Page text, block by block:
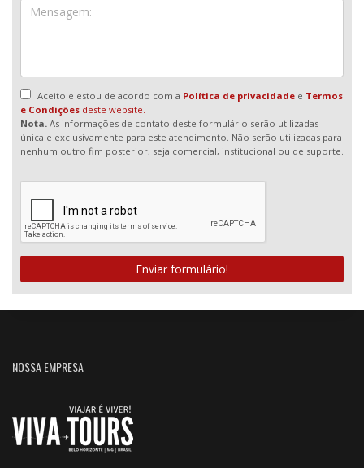
Aceito e estou de acordo com a Política de privacidadee Termos
e Condições deste website.
Nota. As informações de contato deste formulário serão utilizadas
única e exclusivamente para este atendimento. Não serão utilizadas para
nenhum outro fim posterior, seja comercial, institucional ou de suporte.
Enviar formulário!
NOSSA EMPRESA